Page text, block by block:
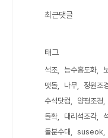
최근댓글
태그
석조 능수홍도화
맷돌
나무 정원조
수석닷컴
양평조경
돌확
대리석조각
돌분수대
suseok